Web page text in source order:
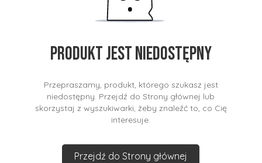
Produkt jest niedostępny
Przepraszamy, produkt, którego szukasz jest
niedostępny. Przejdź do Strony głównej lub
skorzystaj z wyszukiwarki, żeby znaleźć to, co Cię
interesuje.
Przejdź do Strony głównej